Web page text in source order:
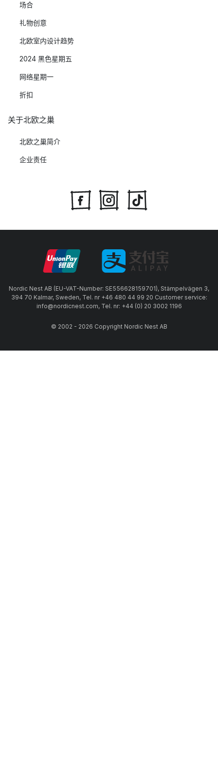
场合
礼物创意
北欧室内设计趋势
2024 黑色星期五
网络星期一
折扣
关于北欧之巢
北欧之巢简介
企业责任
Nordic Nest AB (EU-VAT-Number: SE556628159701), Stämpelvägen 3,
394 70 Kalmar, Sweden, Tel. nr +46 480 44 99 20 Customer service:
info@nordicnest.com, Tel. nr: +44 (0) 20 3002 1196
© 2002 - 2026 Copyright Nordic Nest AB